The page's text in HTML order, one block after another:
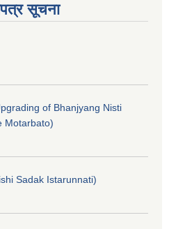
सूचना
of Bhanjyang Nisti
Motarbato)
Sadak Istarunnati)